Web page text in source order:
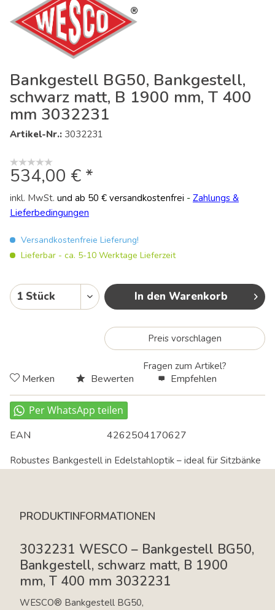
Robustes Bankgestell in Edelstahloptik – ideal für Sitzbänke
im Innen- und Außenbereich.
Bankgestell BG50, Bankgestell,
schwarz matt, B 1900 mm, T 400
mm 3032231
Artikel-Nr.: 3032231
534,00 € *
inkl. MwSt. und ab 50 € versandkostenfrei - Zahlungs &
Lieferbedingungen
Versandkostenfreie Lieferung!
Lieferbar - ca. 5-10 Werktage Lieferzeit
In den Warenkorb
Preis vorschlagen
Fragen zum Artikel?
Merken Bewerten Empfehlen
EAN 4262504170627
PRODUKTINFORMATIONEN
3032231 WESCO – Bankgestell BG50,
Bankgestell, schwarz matt, B 1900
mm, T 400 mm 3032231
WESCO® Bankgestell BG50,